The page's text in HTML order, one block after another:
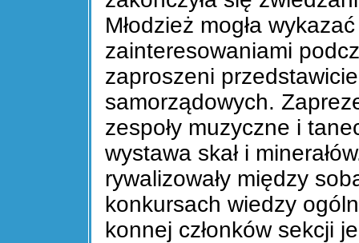
Młodzież mogła
zainteresowaniami
zaproszeni
samorządowych.
zespoły muzyczne i
wystawa skał i
rywalizowały między
konkursach wiedzy
konnej członków sekcji